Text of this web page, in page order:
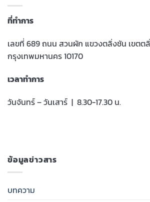
ที่ทำการ
เลขที่ 689 ถนน สวนผัก แขวงตลิ่งชัน เขตต
กรุงเทพมหานคร 10170
เวลาทำการ
วันจันทร์ – วันเสาร์ | 8.30-17.30 น.
ข้อมูลข่าวสาร
บทความ